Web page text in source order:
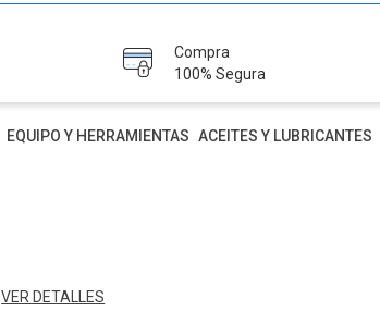
Compra
100% Segura
EQUIPO Y HERRAMIENTAS ACEITES Y LUBRICANTES
VER DETALLES